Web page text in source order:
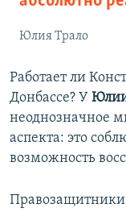
Юлия Трало
Работает ли
Донбассе? У
неоднозначное
аспекта: это
возможность
Правозащитники